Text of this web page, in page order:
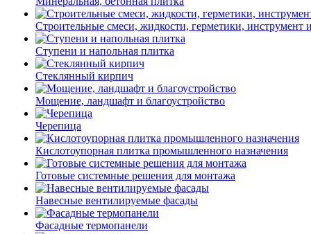
Строительные смеси, жидкости, герметики, инструмент
Ступени и напольная плитка
Cтеклянный кирпич
Мощение, ландшафт и благоустройство
Черепица
Кислотоупорная плитка промышленного назначения
Готовые системные решения для монтажа
Навесные вентилируемые фасады
Фасадные термопанели